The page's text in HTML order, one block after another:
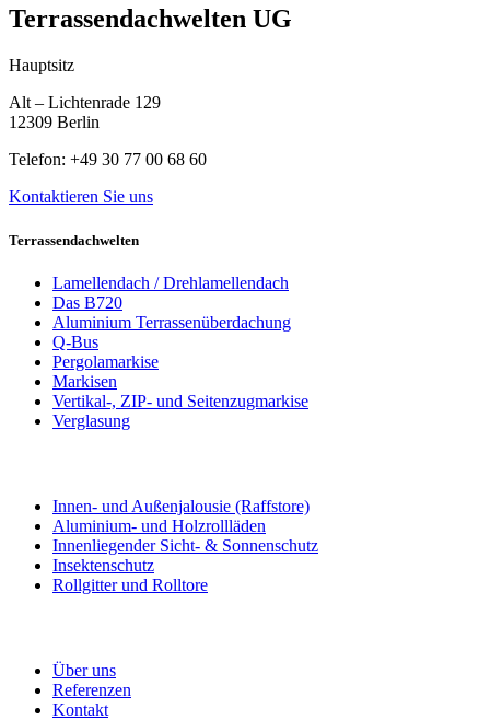
Terrassendachwelten UG
Hauptsitz
Alt – Lichtenrade 129
12309 Berlin
Telefon: +49 30 77 00 68 60
Kontaktieren Sie uns
Terrassendachwelten
Lamellendach / Drehlamellendach
Das B720
Aluminium Terrassenüberdachung
Q-Bus
Pergolamarkise
Markisen
Vertikal-, ZIP- und Seitenzugmarkise
Verglasung
Innen- und Außenjalousie (Raffstore)
Aluminium- und Holzrollläden
Innenliegender Sicht- & Sonnenschutz
Insektenschutz
Rollgitter und Rolltore
Über uns
Referenzen
Kontakt